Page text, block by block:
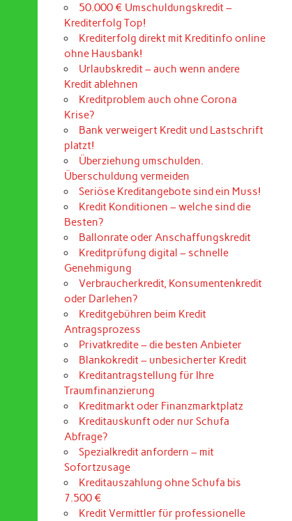
50.000 € Umschuldungskredit –
Krediterfolg Top!
Krediterfolg direkt mit Kreditinfo online
ohne Hausbank!
Urlaubskredit – auch wenn andere
Kredit ablehnen
Kreditproblem auch ohne Corona
Krise?
Bank verweigert Kredit und Lastschrift
platzt!
Überziehung umschulden.
Überschuldung vermeiden
Seriöse Kreditangebote sind ein Muss!
Kredit Konditionen – welche sind die
Besten?
Ballonrate oder Anschaffungskredit
Kreditprüfung digital – schnelle
Genehmigung
Verbraucherkredit, Konsumentenkredit
oder Darlehen?
Kreditgebühren beim Kredit
Antragsprozess
Privatkredite – die besten Anbieter
Blankokredit – unbesicherter Kredit
Kreditantragstellung für Ihre
Traumfinanzierung
Kreditmarkt oder Finanzmarktplatz
Kreditauskunft oder nur Schufa
Abfrage?
Spezialkredit anfordern – mit
Sofortzusage
Kreditauszahlung ohne Schufa bis
7.500 €
Kredit Vermittler für professionelle